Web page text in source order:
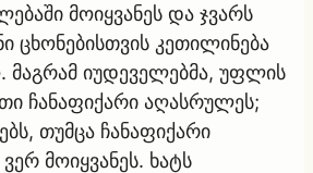
მოიყვანეს და ჯვარს
ცხონებისთვის კეთილინება
მაგრამ იუდეველებმა, უფლის
ჩანაფიქარი აღასრულეს;
თუმცა ჩანაფიქარი
მოიყვანეს. ხატს